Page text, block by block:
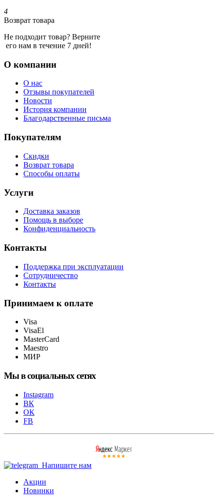
4
Возврат товара
Не подходит товар? Верните
его нам в течение 7 дней!
О компании
О нас
Отзывы покупателей
Новости
История компании
Благодарственные письма
Покупателям
Скидки
Возврат товара
Способы оплаты
Услуги
Доставка заказов
Помощь в выборе
Конфиденциальность
Контакты
Поддержка при эксплуатации
Сотрудничество
Контакты
Принимаем к оплате
Visa
VisaEl
MasterCard
Maestro
МИР
Мы в социальных сетях
Instagram
ВК
ОК
FB
Напишите нам
Акции
Новинки